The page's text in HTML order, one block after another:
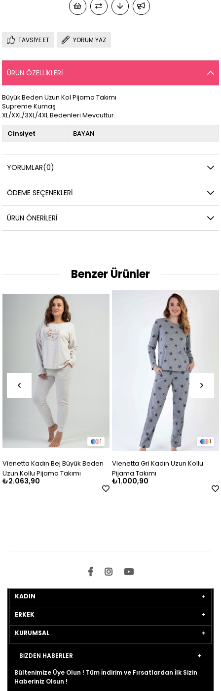
TAVSIYE ET YORUM YAZ
ÜRÜN ÖZELLIKLERI
Büyük Beden Uzun Kol Pijama Takımı
Supreme Kumaş
XL/XXL/3XL/4XL Bedenleri Mevcuttur.
Cinsiyet BAYAN
YORUMLAR(0)
ÖDEME SEÇENEKLERI
ÜRÜN ÖNERILERI
Benzer Ürünler
1
Vienetta Kadın Bej Büyük Beden
Uzun Kollu Pijama Takımı
₺2.063,90
1
Vienetta Gri Kadın Uzun Kollu
Pijama Takımı
₺1.000,90
KADIN
ERKEK
KURUMSAL
BİZDEN HABERLER
Bültenimize Üye Olun ! Tüm İndirim ve Fırsatlardan İlk Sizin
Haberiniz Olsun !